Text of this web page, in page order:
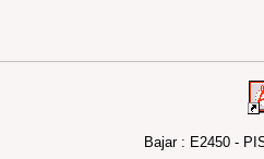
Bajar : E2450 -